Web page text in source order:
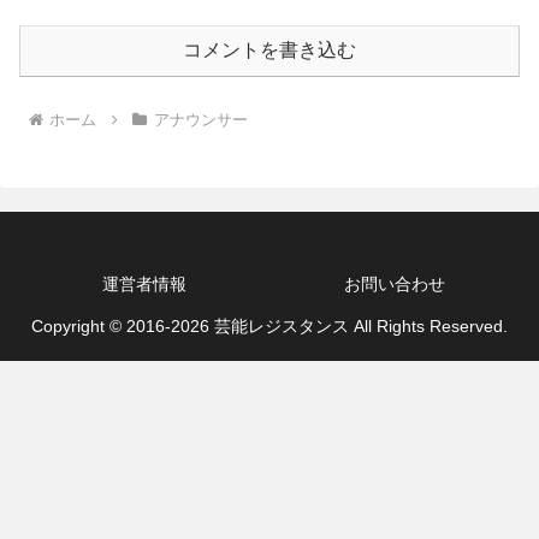
コメントを書き込む
ホーム アナウンサー
運営者情報 お問い合わせ
Copyright © 2016-2026 芸能レジスタンス All Rights Reserved.